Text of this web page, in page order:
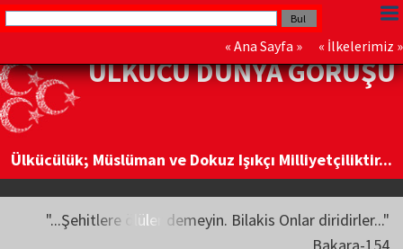
« Ana Sayfa » « İlkelerimiz »
ÜLKÜCÜ DÜNYA GÖRÜŞÜ
Ülkücülük; Müslüman ve Dokuz Işıkçı Milliyetçiliktir...
"...Şehitlere ölüler demeyin. Bilakis Onlar diridirler..."